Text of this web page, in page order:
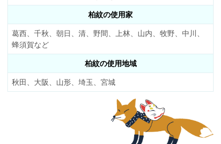
柏紋の使用家
葛西、千秋、朝日、清、野間、上林、山内、牧野、中川、
蜂須賀など
柏紋の使用地域
秋田、大阪、山形、埼玉、宮城